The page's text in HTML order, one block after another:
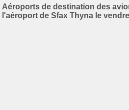
Aéroports de destination des
l'aéroport de Sfax Thyna le